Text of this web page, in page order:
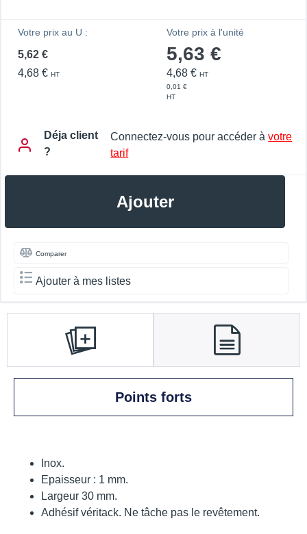
Votre prix au U :
5,62 €
4,68 € HT
Votre prix à l'unité
5,63 €
4,68 € HT
0,01 €
HT
Déja client
?
Connectez-vous pour accéder àvotre
tarif
Ajouter
Comparer
Ajouter à mes listes
Points forts
Inox.
Epaisseur : 1 mm.
Largeur 30 mm.
Adhésif véritack. Ne tâche pas le revêtement.